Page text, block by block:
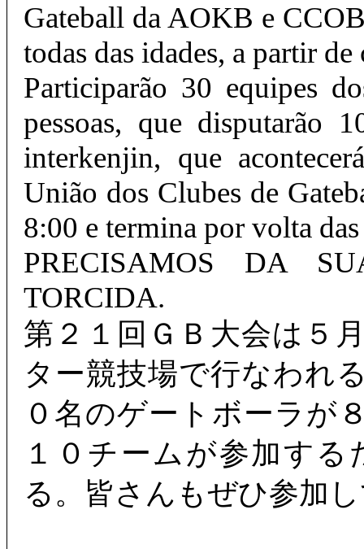
Gateball da AOKB e
todas das idades, a partir
Participarão 30 equipes
pessoas, que disputarão
interkenjin, que
União dos Clubes de
8:00 e termina por volta
PRECISAMOS DA
TORCIDA.
第２１回ＧＢ大会は５
ター競技場で行なわれ
０名のゲートボーラが
１０チームが参加す
る。皆さんもぜひ参加